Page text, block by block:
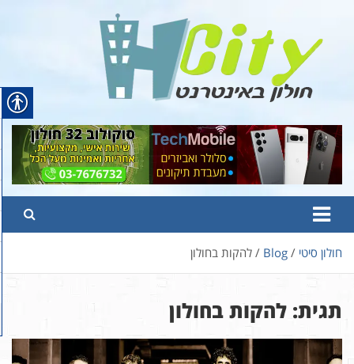
content
Hcity – חולון באינטרנט
פורטל החדשות והמידע של חולון
חולון סיטי Blog להקות בחולון
תגית: להקות בחולון